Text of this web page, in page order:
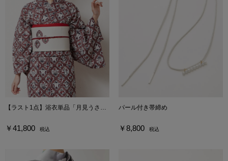
￥41,800 税込
パール付き帯締め
￥8,800 税込